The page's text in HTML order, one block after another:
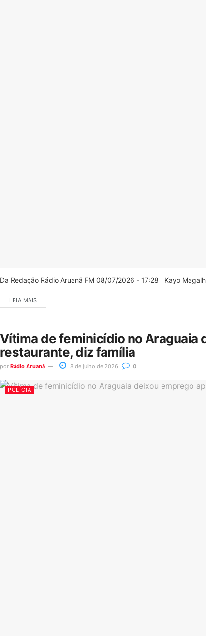
Da Redação Rádio Aruanã FM 08/07/2026 - 17:28 Kayo
LEIA MAIS
Vítima de feminicídio no Araguaia
restaurante, diz família
por Rádio Aruanã 8 de julho de 2026 0
POLÍCIA